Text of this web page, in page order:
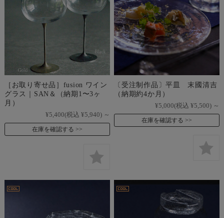
［お取り寄せ品］fusion ワイン
グラス｜SAN＆（納期1〜3ヶ
月）
¥5,400(税込 ¥5,940) ～
在庫を確認する
〔受注制作品〕平皿 末國清吉
（納期約4か月）
¥5,000(税込 ¥5,500) ～
在庫を確認する